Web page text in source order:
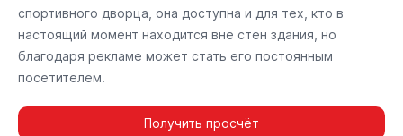
спортивного дворца, она доступна и для тех, кто в
настоящий момент находится вне стен здания, но
благодаря рекламе может стать его постоянным
посетителем.
Получить просчёт